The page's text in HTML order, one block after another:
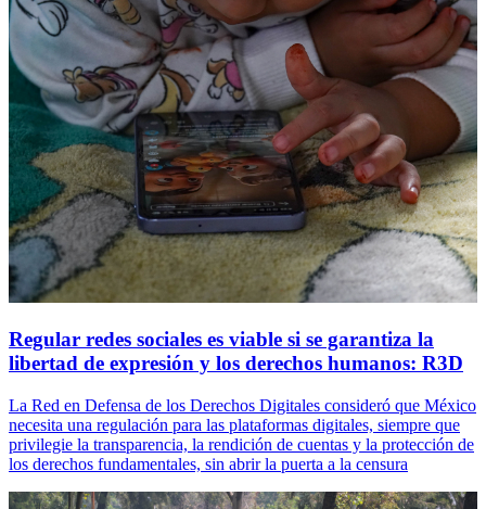
Regular redes sociales es viable si se garantiza la
libertad de expresión y los derechos humanos: R3D
La Red en Defensa de los Derechos Digitales consideró que México
necesita una regulación para las plataformas digitales, siempre que
privilegie la transparencia, la rendición de cuentas y la protección de
los derechos fundamentales, sin abrir la puerta a la censura